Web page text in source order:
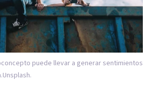
puede llevar a generar sentimientos
Unsplash.